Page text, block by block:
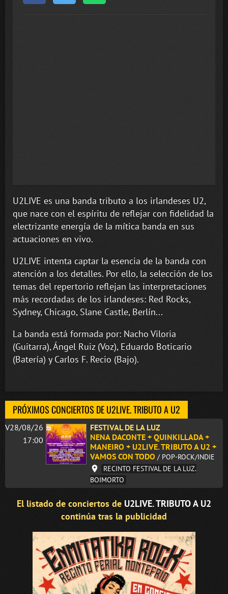
U2LIVE es una banda tributo a los irlandeses U2,
que nace con el espíritu de reflejar con fidelidad la
electrizante energía de la mítica banda en sus
actuaciones en vivo.
U2LIVE intenta captar la esencia de la banda con
atención a los detalles. Por ello, la selección de los
temas del repertorio reflejan las interpretaciones
más recordadas de los irlandeses: Red Rocks,
Sydney, Chicago, Slane Castle, Berlín...
La banda está formada por: Nacho Viloria
(Guitarra), Ángel Ruiz (Voz), Eduardo Boticario
(Batería) y Carlos F. Recio (Bajo).
PRÓXIMOS CONCIERTOS DE U2LIVE. TRIBUTO A U2
V28/08/26
17:00
FESTIVAL DE LA LUZ
NENA DACONTE + QUINKILLADA +
MANEIRO + U2LIVE. TRIBUTO A U2 +
VAMOS CON TODO / POP-ROCK/INDIE
RECINTO FESTIVAL DE LA LUZ.
BOIMORTO
El listado de conciertos de U2LIVE. TRIBUTO A U2
continúa tras la publicidad